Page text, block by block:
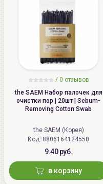
/ 0 отзывов
the SAEM Набор палочек для
очистки пор | 20шт | Sebum-
Removing Cotton Swab
the SAEM (Корея)
Код: 8806164124550
9.40 руб.
в корзину